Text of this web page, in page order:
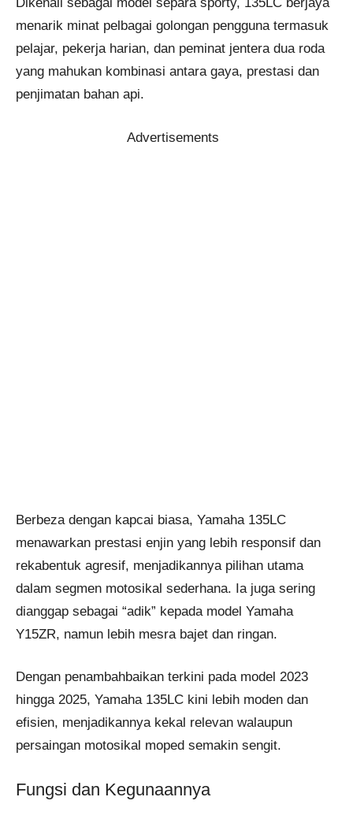
menarik minat pelbagai golongan pengguna termasuk
pelajar, pekerja harian, dan peminat jentera dua roda
yang mahukan kombinasi antara gaya, prestasi dan
penjimatan bahan api.
Advertisements
Berbeza dengan kapcai biasa, Yamaha 135LC
menawarkan prestasi enjin yang lebih responsif dan
rekabentuk agresif, menjadikannya pilihan utama
dalam segmen motosikal sederhana. Ia juga sering
dianggap sebagai “adik” kepada model Yamaha
Y15ZR, namun lebih mesra bajet dan ringan.
Dengan penambahbaikan terkini pada model 2023
hingga 2025, Yamaha 135LC kini lebih moden dan
efisien, menjadikannya kekal relevan walaupun
persaingan motosikal moped semakin sengit.
Fungsi dan Kegunaannya